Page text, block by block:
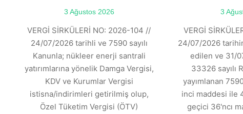
3 Ağustos 2026
VERGİ SİRKÜLERİ NO: 2026-104 //
24/07/2026 tarihli ve 7590 sayılı
Kanunla; nükleer enerji santrali
yatırımlarına yönelik Damga Vergisi,
KDV ve Kurumlar Vergisi
istisna/indirimleri getirilmiş olup,
Özel Tüketim Vergisi (ÖTV)
3
VERGİ
24/07/2026
edilen ve 31/
33326 sayılı
yayımlanan
inci maddesi ile
geçici 36'ncı